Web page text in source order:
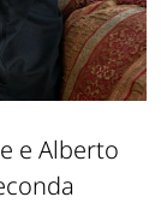
e Alberto